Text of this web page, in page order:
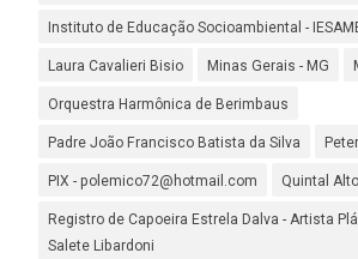
Instituto de Educação Socioambiental -
Laura Cavalieri Bisio Minas Gerais - MG
Orquestra Harmônica de Berimbaus
Padre João Francisco Batista da Silva
PIX - polemico72@hotmail.com Quintal Alto
Registro de Capoeira Estrela Dalva - Artista
Salete Libardoni